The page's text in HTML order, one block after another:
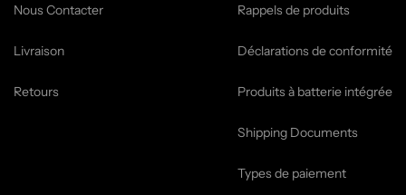
Nous Contacter
Livraison
Retours
Rappels de produits
Déclarations de conformité
Produits à batterie intégrée
Shipping Documents
Types de paiement